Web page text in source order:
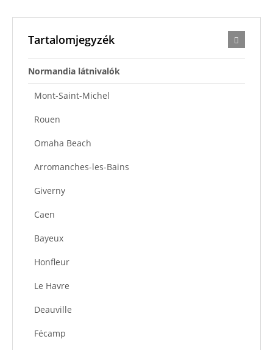
Tartalomjegyzék
Normandia látnivalók
Mont-Saint-Michel
Rouen
Omaha Beach
Arromanches-les-Bains
Giverny
Caen
Bayeux
Honfleur
Le Havre
Deauville
Fécamp